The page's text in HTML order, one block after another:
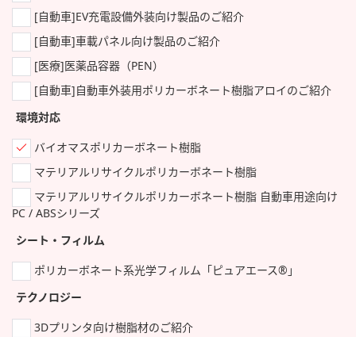
[自動車]EV充電設備外装向け製品のご紹介
[自動車]車載パネル向け製品のご紹介
[医療]医薬品容器（PEN）
[自動車]自動車外装用ポリカーボネート樹脂アロイのご紹介
環境対応
バイオマスポリカーボネート樹脂
マテリアルリサイクルポリカーボネート樹脂
マテリアルリサイクルポリカーボネート樹脂 自動車用途向け
PC / ABSシリーズ
シート・フィルム
ポリカーボネート系光学フィルム「ピュアエース®」
テクノロジー
3Dプリンタ向け樹脂材のご紹介